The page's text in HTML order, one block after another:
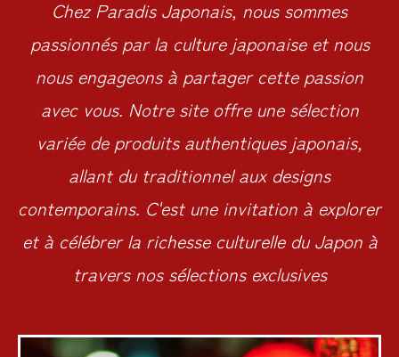
Chez Paradis Japonais, nous sommes
passionnés par la culture japonaise et nous
nous engageons à partager cette passion
avec vous. Notre site offre une sélection
variée de produits authentiques japonais,
allant du traditionnel aux designs
contemporains. C'est une invitation à explorer
et à célébrer la richesse culturelle du Japon à
travers nos sélections exclusives